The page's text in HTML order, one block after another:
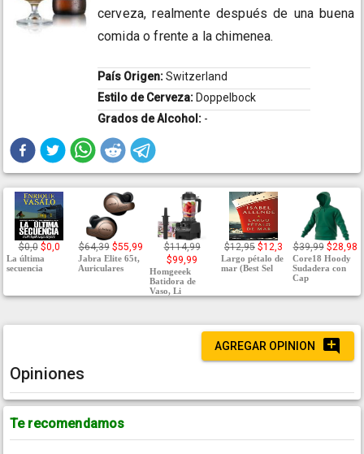
cerveza, realmente después de una buena
comida o frente a la chimenea.
País Origen:Switzerland
Estilo de Cerveza: Doppelbock
Grados de Alcohol: -
$0,0 $0,0
La última
secuencia
$64,39 $55,99
Jabra Elite 65t,
Auriculares
$114,99
$99,99
Homgeeek
Batidora de
Vaso, Li
$12,95 $12,3
Largo pétalo de
mar (Best Sel
$39,99 $28,98
Core18 Hoody
Sudadera con
Cap
AGREGAR OPINION
Opiniones
Te recomendamos